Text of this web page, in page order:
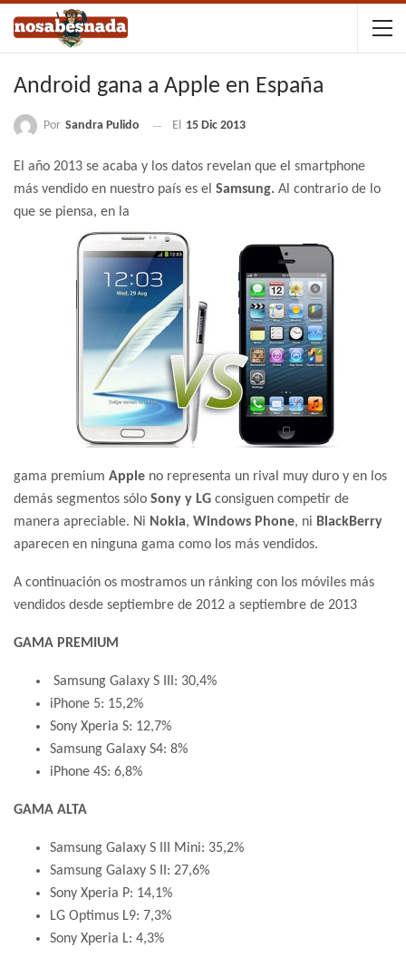
Android gana a Apple en España
Por Sandra Pulido El 15 Dic 2013
El año 2013 se acaba y los datos revelan que el smartphone
más vendido en nuestro país es el Samsung. Al contrario de lo
que se piensa, en la
gama premium Apple no representa un rival muy duro y en los
demás segmentos sólo Sony y LG consiguen competir de
manera apreciable. Ni Nokia, Windows Phone, ni BlackBerry
aparecen en ninguna gama como los más vendidos.
A continuación os mostramos un ránking con los móviles más
vendidos desde septiembre de 2012 a septiembre de 2013
GAMA PREMIUM
Samsung Galaxy S III: 30,4%
iPhone 5: 15,2%
Sony Xperia S: 12,7%
Samsung Galaxy S4: 8%
iPhone 4S: 6,8%
GAMA ALTA
Samsung Galaxy S III Mini: 35,2%
Samsung Galaxy S II: 27,6%
Sony Xperia P: 14,1%
LG Optimus L9: 7,3%
Sony Xperia L: 4,3%